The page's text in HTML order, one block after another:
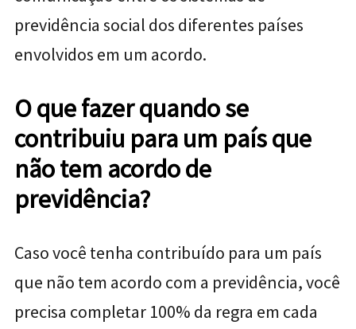
previdência social dos diferentes países
envolvidos em um acordo.
O que fazer quando se
contribuiu para um país que
não tem acordo de
previdência?
Caso você tenha contribuído para um país
que não tem acordo com a previdência, você
precisa completar 100% da regra em cada